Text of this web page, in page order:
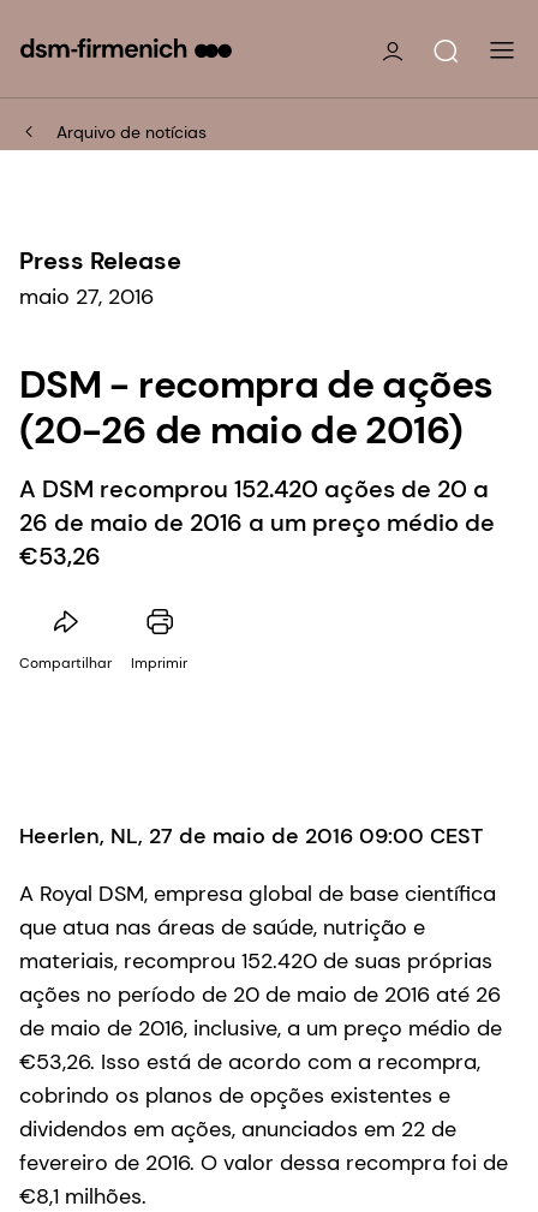
Arquivo de notícias
Press Release
maio 27, 2016
DSM - recompra de ações
(20-26 de maio de 2016)
A DSM recomprou 152.420 ações de 20 a
26 de maio de 2016 a um preço médio de
€53,26
Compartilhar Imprimir
Heerlen, NL, 27 de maio de 2016 09:00 CEST
A Royal DSM, empresa global de base científica
que atua nas áreas de saúde, nutrição e
materiais, recomprou 152.420 de suas próprias
ações no período de 20 de maio de 2016 até 26
de maio de 2016, inclusive, a um preço médio de
€53,26. Isso está de acordo com a recompra,
cobrindo os planos de opções existentes e
dividendos em ações, anunciados em 22 de
fevereiro de 2016. O valor dessa recompra foi de
€8,1 milhões.